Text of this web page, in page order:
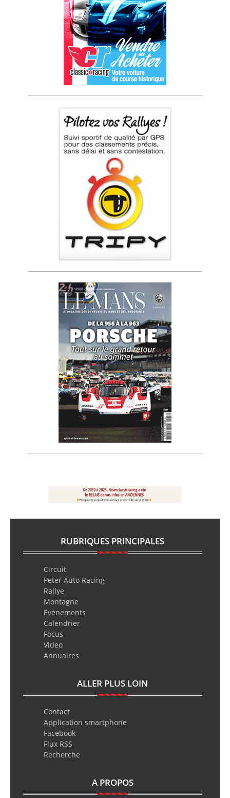
RUBRIQUES PRINCIPALES
Circuit
Peter Auto Racing
Rallye
Montagne
Evènements
Calendrier
Focus
Video
Annuaires
ALLER PLUS LOIN
Contact
Application smartphone
Facebook
Flux RSS
Recherche
A PROPOS